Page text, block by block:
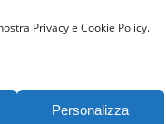
Privacy e Cookie Policy.
Personalizza